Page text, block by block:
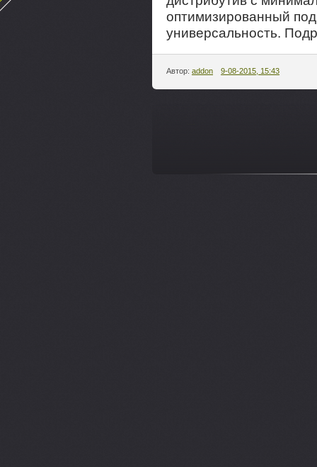
оптимизированный
универсальность.
Автор: addon 9-08-2015, 15:43